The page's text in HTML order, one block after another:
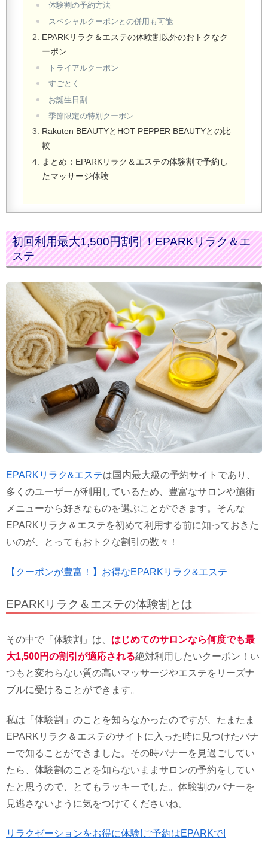
体験割の予約方法
スペシャルクーポンとの併用も可能
EPARKリラク＆エステの体験割以外のおトクなク
ーポン
トライアルクーポン
すごとく
お誕生日割
季節限定の特別クーポン
Rakuten BEAUTYとHOT PEPPER BEAUTYとの比
較
まとめ：EPARKリラク＆エステの体験割で予約し
たマッサージ体験
初回利用最大1,500円割引！EPARKリラク＆エ
ステ
EPARKリラク&エステは国内最大級の予約サイトであり、
多くのユーザーが利用しているため、豊富なサロンや施術
メニューから好きなものを選ぶことができます。そんな
EPARKリラク＆エステを初めて利用する前に知っておきた
いのが、とってもおトクな割引の数々！
【クーポンが豊富！】お得なEPARKリラク&エステ
EPARKリラク＆エステの体験割とは
その中で「体験割」は、 はじめてのサロンなら何度でも最
大1,500円の割引が適応される絶対利用したいクーポン！い
つもと変わらない質の高いマッサージやエステをリーズナ
ブルに受けることができます。
私は「体験割」のことを知らなかったのですが、たまたま
EPARKリラク＆エステのサイトに入った時に見つけたバナ
ーで知ることができました。その時バナーを見過ごしてい
たら、体験割のことを知らないままサロンの予約をしてい
たと思うので、とてもラッキーでした。体験割のバナーを
見逃さないように気をつけてくださいね。
リラクゼーションをお得に体験!ご予約はEPARKで!